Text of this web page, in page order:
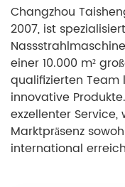
Changzhou
2007, ist
einer 10.000 m²
qualifizierten Team
innovative Produkte.
exzellenter
Marktpräsenz
international